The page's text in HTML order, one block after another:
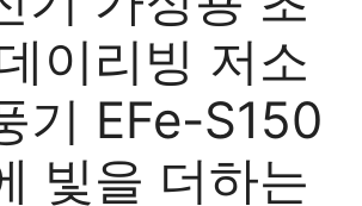
이리빙 저소
기 EFe-S150
빛을 더하는